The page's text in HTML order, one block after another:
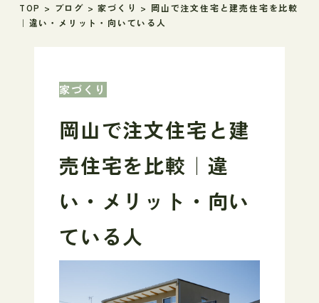
TOP > ブログ >家づくり > 岡山で注文住宅と建売住宅を比較
｜違い・メリット・向いている人
家づくり
岡山で注文住宅と建
売住宅を比較｜違
い・メリット・向い
ている人